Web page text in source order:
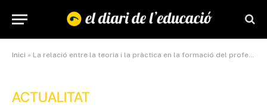
Inici » La relació entre la teoria i la pràctica en la formació del professorat, un assumpte pendent
ACTUALITAT